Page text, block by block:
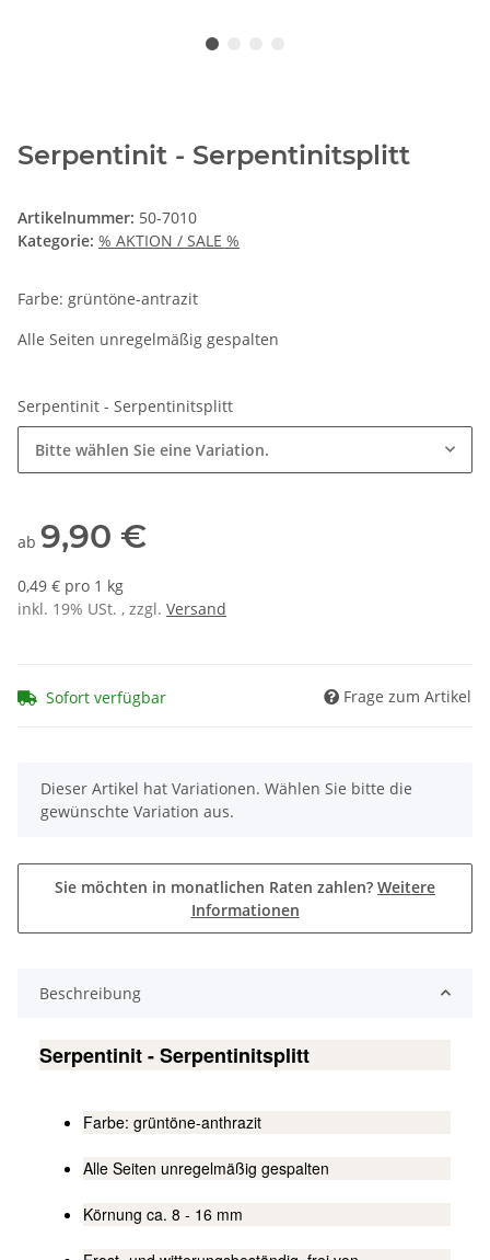
Serpentinit - Serpentinitsplitt
Artikelnummer: 50-7010
Kategorie: % AKTION / SALE %
Farbe: grüntöne-antrazit
Alle Seiten unregelmäßig gespalten
Serpentinit - Serpentinitsplitt
Bitte wählen Sie eine Variation.
ab 9,90 €
0,49 € pro 1 kg
inkl. 19% USt. , zzgl. Versand
Sofort verfügbar Frage zum Artikel
x
Dieser Artikel hat Variationen. Wählen Sie bitte die
gewünschte Variation aus.
Sie möchten in monatlichen Raten zahlen? Weitere
Informationen
Beschreibung
Serpentinit - Serpentinitsplitt
Farbe: grüntöne-anthrazit
Alle Seiten unregelmäßig gespalten
Körnung ca. 8 - 16 mm